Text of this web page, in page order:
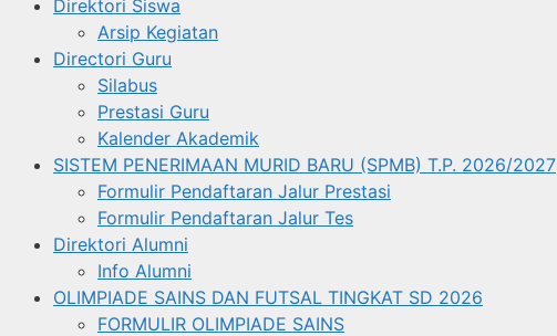
Direktori Siswa
Arsip Kegiatan
Directori Guru
Silabus
Prestasi Guru
Kalender Akademik
SISTEM PENERIMAAN MURID BARU (SPMB) T.P. 2026/2027
Formulir Pendaftaran Jalur Prestasi
Formulir Pendaftaran Jalur Tes
Direktori Alumni
Info Alumni
OLIMPIADE SAINS DAN FUTSAL TINGKAT SD 2026
FORMULIR OLIMPIADE SAINS